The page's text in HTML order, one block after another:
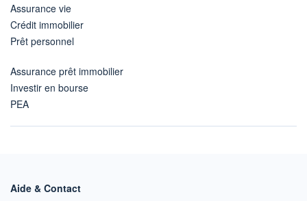
Assurance vie
Crédit immobilier
Prêt personnel
Assurance prêt immobilier
Investir en bourse
PEA
Aide & Contact